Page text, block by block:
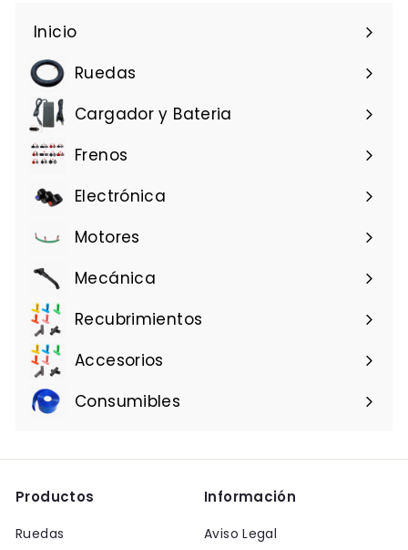
Inicio
Ruedas
Cargador y Bateria
Frenos
Electrónica
Motores
Mecánica
Recubrimientos
Accesorios
Consumibles
Productos
Ruedas
Información
Aviso Legal